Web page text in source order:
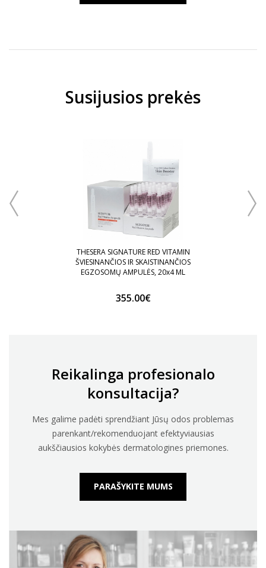
Susijusios prekės
THESERA SIGNATURE RED VITAMIN
ŠVIESINANČIOS IR SKAISTINANČIOS
EGZOSOMŲ AMPULĖS, 20x4 ML
355.00€
Reikalinga profesionalo
konsultacija?
Mes galime padėti sprendžiant Jūsų odos problemas
parenkant/rekomenduojant efektyviausias
aukščiausios kokybės dermatologines priemones.
PARAŠYKITE MUMS